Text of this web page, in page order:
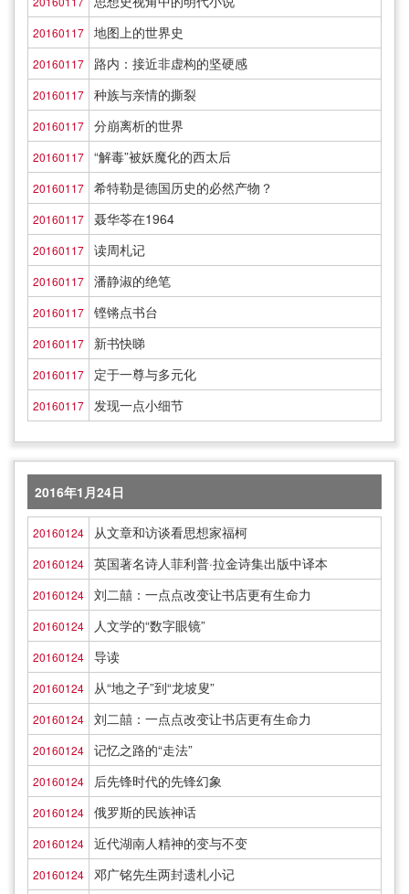
20160117 地图上的世界史
20160117 路内：接近非虚构的坚硬感
20160117 种族与亲情的撕裂
20160117 分崩离析的世界
20160117 “解毒”被妖魔化的西太后
20160117 希特勒是德国历史的必然产物？
20160117 聂华苓在1964
20160117 读周札记
20160117 潘静淑的绝笔
20160117 铿锵点书台
20160117 新书快睇
20160117 定于一尊与多元化
20160117 发现一点小细节
2016年1月24日
20160124 从文章和访谈看思想家福柯
20160124 英国著名诗人菲利普·拉金诗集出版中译本
20160124 刘二囍：一点点改变让书店更有生命力
20160124 人文学的“数字眼镜”
20160124 导读
20160124 从“地之子”到“龙坡叟”
20160124 刘二囍：一点点改变让书店更有生命力
20160124 记忆之路的“走法”
20160124 后先锋时代的先锋幻象
20160124 俄罗斯的民族神话
20160124 近代湖南人精神的变与不变
20160124 邓广铭先生两封遗札小记